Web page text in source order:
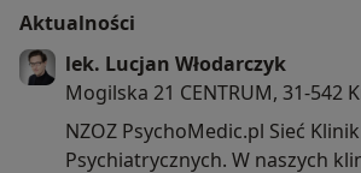
Aktualności
lek. Lucjan Włodarczyk
Mogilska 21 CENTRUM, 31-542
NZOZ PsychoMedic.pl Sieć
Psychiatrycznych. W naszych